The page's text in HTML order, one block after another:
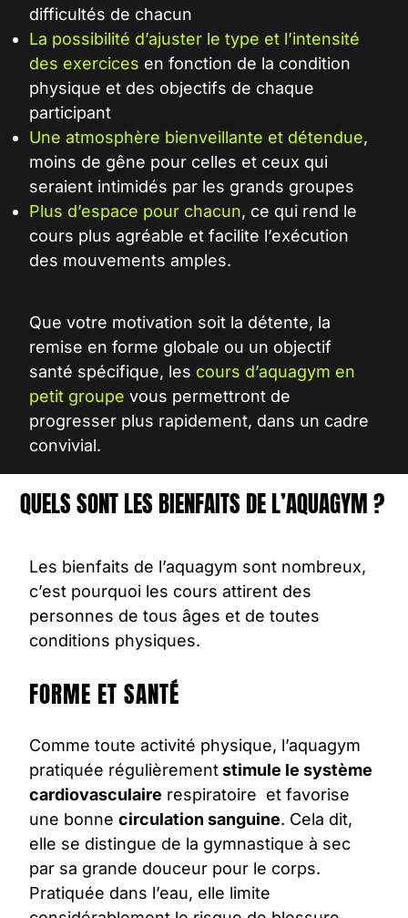
difficultés de chacun
La possibilité d’ajuster le type et l’intensité
des exercices en fonction de la condition
physique et des objectifs de chaque
participant
Une atmosphère bienveillante et détendue,
moins de gêne pour celles et ceux qui
seraient intimidés par les grands groupes
Plus d’espace pour chacun, ce qui rend le
cours plus agréable et facilite l’exécution
des mouvements amples.
Que votre motivation soit la détente, la
remise en forme globale ou un objectif
santé spécifique, les cours d’aquagym en
petit groupe vous permettront de
progresser plus rapidement, dans un cadre
convivial.
QUELS SONT LES BIENFAITS DE L’AQUAGYM ?
Les bienfaits de l’aquagym sont nombreux,
c’est pourquoi les cours attirent des
personnes de tous âges et de toutes
conditions physiques.
FORME ET SANTÉ
Comme toute activité physique, l’aquagym
pratiquée régulièrementstimule le système
cardiovasculaire respiratoire et favorise
une bonnecirculation sanguine. Cela dit,
elle se distingue de la gymnastiqueà sec
par sa grande douceur pour le corps.
Pratiquée dans l’eau, elle limite